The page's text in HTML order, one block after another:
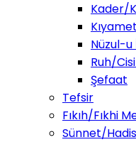
Kader/
Nüzul-
Ruh/
Şefaat
Tefsir
Fıkıh/Fıkhi
Sünnet/